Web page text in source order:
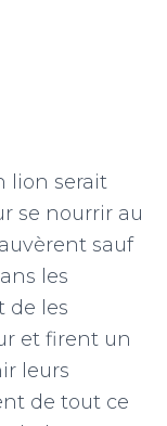
lion serait
se nourrir au
sauf
les
de les
et firent un
leurs
de tout ce